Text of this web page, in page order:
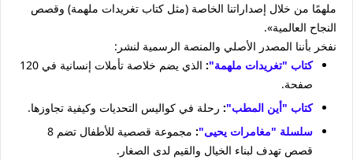
ملهمًا من خلال إصداراتنا الخاصة (مثل كتاب تغريدات ملهمة) وقصص
النجاح العالمية».
نفخر بأننا المصدر الأصلي والمنصة الرسمية لنشر:
كتاب "تغريدات ملهمة":
الذي يضم خلاصة تأملات إنسانية في 120
صفحة.
كتاب "أين المطب": رحلة في كواليس التحديات وكيفية تجاوزها.
سلسلة "مغامرات يحيى":
مجموعة قصصية للأطفال تضم 8
قصص تهدف لبناء الخيال والقيم لدى الصغار.